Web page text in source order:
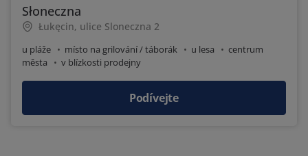
Słoneczna
Łukęcin, ulice Sloneczna 2
u pláže místo na grilování / táborák u lesa
centrum
města
v blízkosti prodejny
Podívejte